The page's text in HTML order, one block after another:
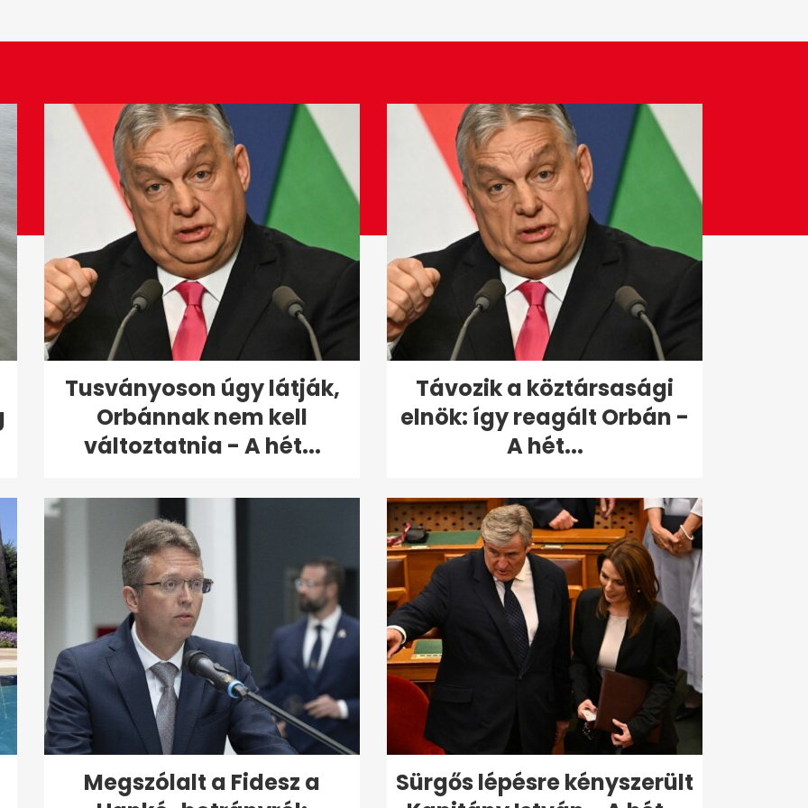
Tusványoson úgy látják,
Orbánnak nem kell
változtatnia - A hét...
Távozik a köztársasági
elnök: így reagált Orbán -
A hét...
Megszólalt a Fidesz a
Sürgős lépésre kényszerült